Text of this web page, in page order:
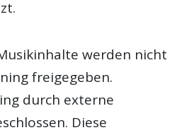
werden nicht
freigegeben.
durch externe
Diese